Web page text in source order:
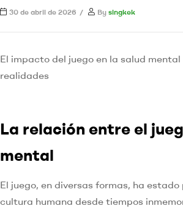
30 de abril de 2026 By singkek
El impacto del juego en la salud mental
realidades
La relación entre el
mental
El juego, en diversas formas, ha estado
cultura humana desde tiempos